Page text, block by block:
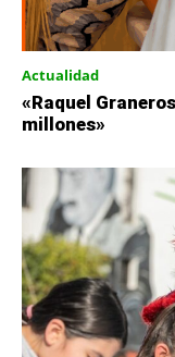
Actualidad
«Raquel
millones»